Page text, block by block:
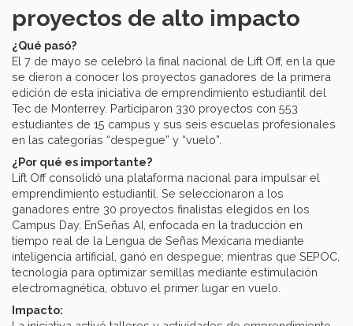
proyectos de alto impacto
¿Qué pasó?
El 7 de mayo se celebró la final nacional de Lift Off, en la que
se dieron a conocer los proyectos ganadores de la primera
edición de esta iniciativa de emprendimiento estudiantil del
Tec de Monterrey. Participaron 330 proyectos con 553
estudiantes de 15 campus y sus seis escuelas profesionales
en las categorías “despegue” y “vuelo”.
¿Por qué es importante?
Lift Off consolidó una plataforma nacional para impulsar el
emprendimiento estudiantil. Se seleccionaron a los
ganadores entre 30 proyectos finalistas elegidos en los
Campus Day. EnSeñas AI, enfocada en la traducción en
tiempo real de la Lengua de Señas Mexicana mediante
inteligencia artificial, ganó en despegue; mientras que SEPOC,
tecnología para optimizar semillas mediante estimulación
electromagnética, obtuvo el primer lugar en vuelo.
Impacto: